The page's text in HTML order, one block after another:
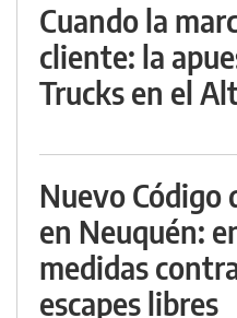
Cuando la
cliente: la
Trucks en el
Nuevo Código
en Neuquén:
medidas
escapes libres